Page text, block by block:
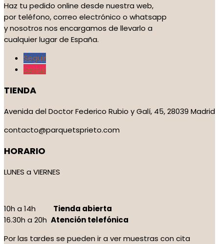
Haz tu pedido online desde nuestra web,
por teléfono, correo electrónico o whatsapp
y nosotros nos encargamos de llevarlo a
cualquier lugar de España.
Seguir
Seguir
TIENDA
Avenida del Doctor Federico Rubio y Galí, 45, 28039 Madrid
contacto@parquetsprieto.com
HORARIO
LUNES a VIERNES
10h a 14h Tienda abierta
16.30h a 20h Atención telefónica
Por las tardes se pueden ir a ver muestras con cita